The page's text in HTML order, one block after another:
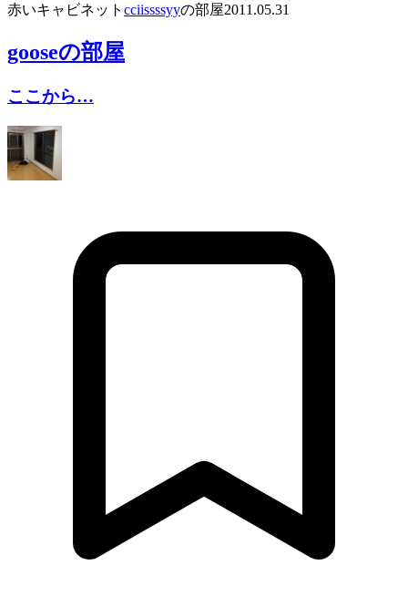
赤いキャビネット cciissssyyの部屋2011.05.31
gooseの部屋
ここから…